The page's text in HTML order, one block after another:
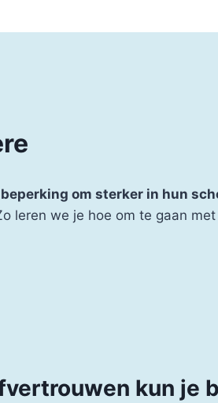
om sterker in hun
leren we je hoe om te gaan
kun je